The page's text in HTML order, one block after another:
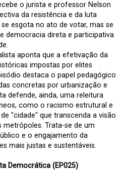
o jurista e professor Nelson
da resistência e da luta
esgota no ato de votar, mas se
democracia direta e participativa
aponta que a efetivação da
impostas por elites
destaca o papel pedagógico
concretas por urbanização e
defende, ainda, uma releitura
como o racismo estrutural e
"cidade" que transcenda a visão
Trata-se de um
e o engajamento da
mais justas e sustentáveis.
Democrática (EP025)